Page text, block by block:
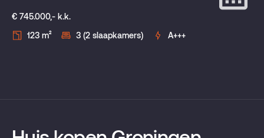
€ 745.000,- k.k.
123 m²
3 (2 slaapkamers) A+++